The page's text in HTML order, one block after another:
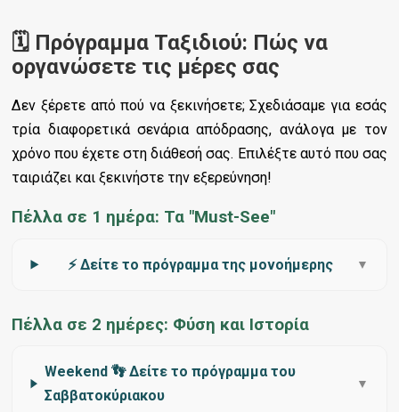
🗓️ Πρόγραμμα Ταξιδιού: Πώς να
οργανώσετε τις μέρες σας
Δεν ξέρετε από πού να ξεκινήσετε; Σχεδιάσαμε για εσάς
τρία διαφορετικά σενάρια απόδρασης, ανάλογα με τον
χρόνο που έχετε στη διάθεσή σας. Επιλέξτε αυτό που σας
ταιριάζει και ξεκινήστε την εξερεύνηση!
Πέλλα σε 1 ημέρα: Τα "Must-See"
⚡ Δείτε το πρόγραμμα της μονοήμερης ▼
Πέλλα σε 2 ημέρες: Φύση και Ιστορία
Weekend 👣 Δείτε το πρόγραμμα του
Σαββατοκύριακου
▼